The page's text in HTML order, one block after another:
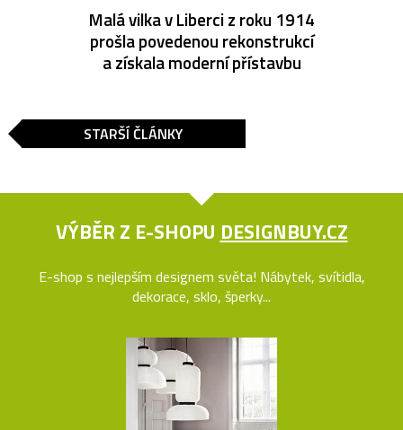
Malá vilka v Liberci z roku 1914
prošla povedenou rekonstrukcí
a získala moderní přístavbu
STARŠÍ ČLÁNKY
VÝBĚR Z E-SHOPU DESIGNBUY.CZ
E-shop s nejlepším designem světa! Nábytek, svítidla,
dekorace, sklo, šperky...